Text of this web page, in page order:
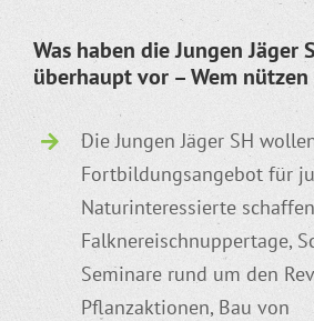
Was haben die Jungen Jäger
überhaupt vor – Wem nützen
Die Jungen Jäger SH
Fortbildungsangebot für
Naturinteressierte
Falknereischnuppertage,
Seminare rund um den
Pflanzaktionen, Bau von